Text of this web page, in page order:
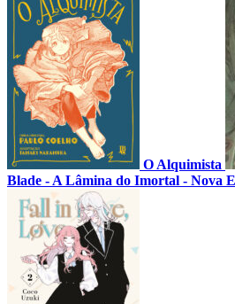
O Alquimista
Blade - A Lâmina do Imortal - Nova